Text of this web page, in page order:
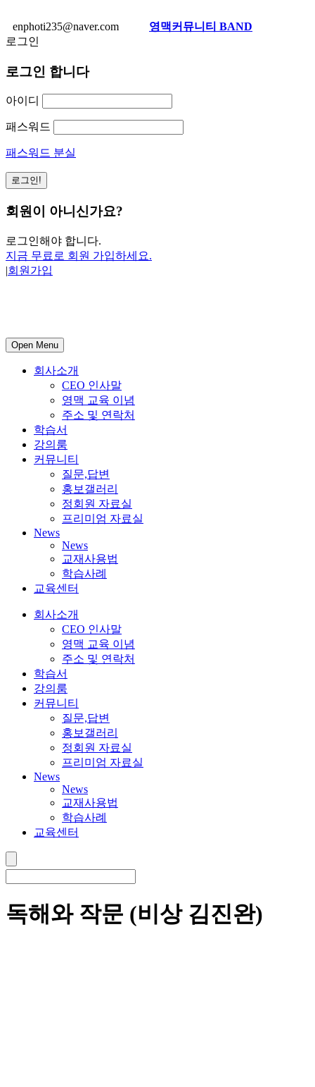
enphoti235@naver.com
영맥커뮤니티 BAND
로그인
로그인 합니다
아이디
패스워드
패스워드 분실
회원이 아니신가요?
로그인해야 합니다.
지금 무료로 회원 가입하세요.
|회원가입
Open Menu
회사소개
CEO 인사말
영맥 교육 이념
주소 및 연락처
학습서
강의룸
커뮤니티
질문,답변
홍보갤러리
정회원 자료실
프리미엄 자료실
News
News
교재사용법
학습사례
교육센터
회사소개
CEO 인사말
영맥 교육 이념
주소 및 연락처
학습서
강의룸
커뮤니티
질문,답변
홍보갤러리
정회원 자료실
프리미엄 자료실
News
News
교재사용법
학습사례
교육센터
독해와 작문 (비상 김진완)